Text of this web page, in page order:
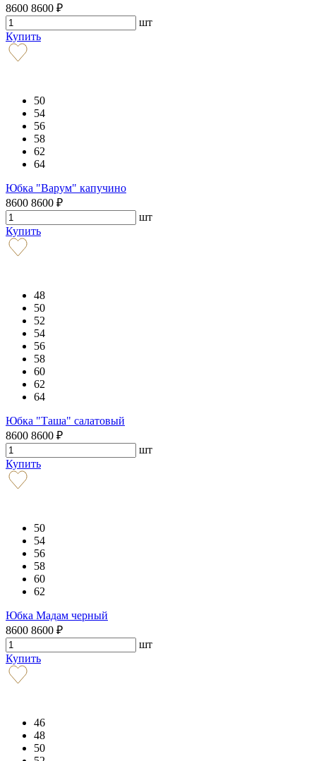
8600 8600 ₽
шт
Купить
50
54
56
58
62
64
Юбка "Варум" капучино
8600 8600 ₽
шт
Купить
48
50
52
54
56
58
60
62
64
Юбка "Таша" салатовый
8600 8600 ₽
шт
Купить
50
54
56
58
60
62
Юбка Мадам черный
8600 8600 ₽
шт
Купить
46
48
50